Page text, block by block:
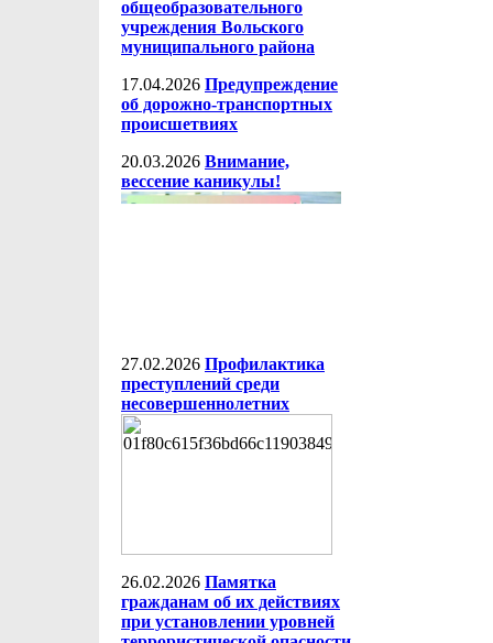
общеобразовательного
учреждения Вольского
муниципального района
17.04.2026 Предупреждение
об дорожно-транспортных
происшетвиях
20.03.2026 Внимание,
вессение каникулы!
27.02.2026 Профилактика
преступлений среди
несовершеннолетних
26.02.2026 Памятка
гражданам об их действиях
при установлении уровней